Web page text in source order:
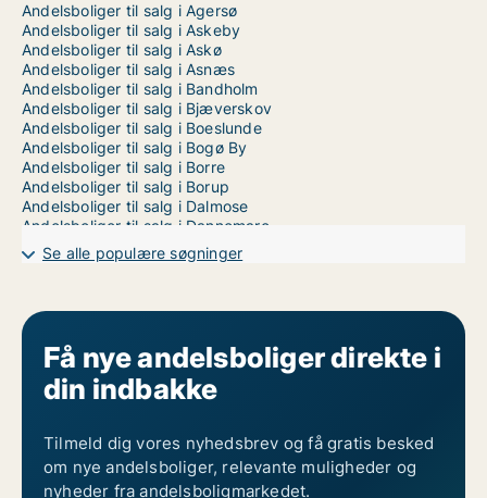
Andelsboliger til salg i Agersø
Andelsboliger til salg i Askeby
Andelsboliger til salg i Askø
Andelsboliger til salg i Asnæs
Andelsboliger til salg i Bandholm
Andelsboliger til salg i Bjæverskov
Andelsboliger til salg i Boeslunde
Andelsboliger til salg i Bogø By
Andelsboliger til salg i Borre
Andelsboliger til salg i Borup
Andelsboliger til salg i Dalmose
Andelsboliger til salg i Dannemare
Andelsboliger til salg i Dianalund
Andelsboliger til salg i Errindlev
Andelsboliger til salg i Faxe
Andelsboliger til salg i Faxe Ladeplads
Andelsboliger til salg i Fejø
Andelsboliger til salg i Femø
Andelsboliger til salg i Fjenneslev
Andelsboliger til salg i Føllenslev
Andelsboliger til salg i Fårevejle
Andelsboliger til salg i Gadstrup
Se alle populære søgninger
Få nye andelsboliger direkte i
din indbakke
Tilmeld dig vores nyhedsbrev og få gratis besked
om nye andelsboliger, relevante muligheder og
nyheder fra andelsboligmarkedet.